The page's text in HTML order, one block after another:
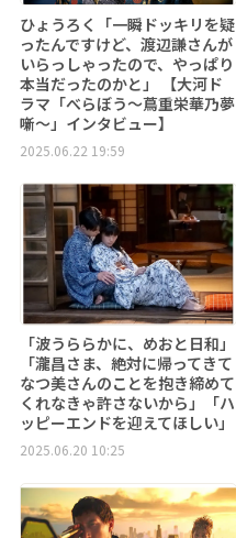
ひょうろく「一瞬ドッキリを疑
ったんですけど、渡辺謙さんが
いらっしゃったので、やっぱり
本当だったのかと」 【大河ド
ラマ「べらぼう～蔦重栄華乃夢
噺～」インタビュー】
2025.06.22 19:59
「波うららかに、めおと日和」
「瀧昌さま、絶対に帰ってきて
なつ美さんのことを抱き締めて
くれなきゃ許さないから」「ハ
ッピーエンドを迎えてほしい」
2025.06.20 10:25